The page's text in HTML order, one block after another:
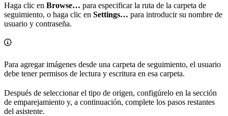
Haga clic en Browse… para especificar la ruta de la carpeta de
seguimiento, o haga clic en Settings… para introducir su nombre de
usuario y contraseña.
Para agregar imágenes desde una carpeta de seguimiento, el usuario
debe tener permisos de lectura y escritura en esa carpeta.
Después de seleccionar el tipo de origen, configúrelo en la sección
de emparejamiento y, a continuación, complete los pasos restantes
del asistente.